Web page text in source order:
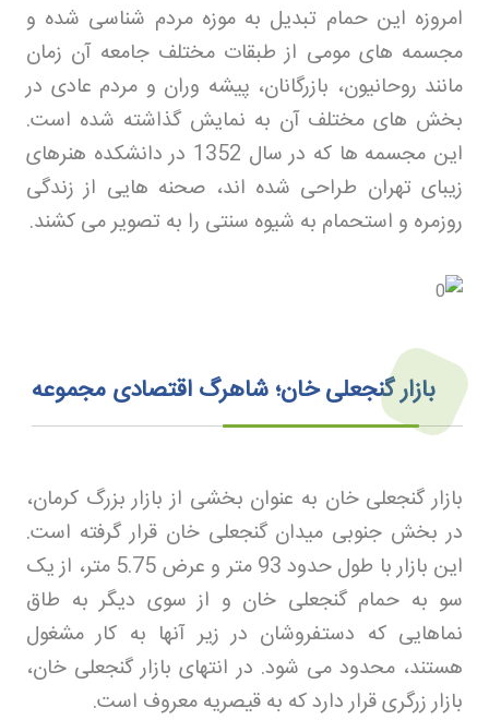
امروزه این حمام تبدیل به موزه مردم شناسی شده و
مجسمه های مومی از طبقات مختلف جامعه آن زمان
مانند روحانیون، بازرگانان، پیشه وران و مردم عادی در
بخش های مختلف آن به نمایش گذاشته شده است.
این مجسمه ها که در سال 1352 در دانشکده هنرهای
زیبای تهران طراحی شده اند، صحنه هایی از زندگی
روزمره و استحمام به شیوه سنتی را به تصویر می کشند.
بازار گنجعلی خان؛ شاهرگ اقتصادی مجموعه
بازار گنجعلی خان به عنوان بخشی از بازار بزرگ کرمان،
در بخش جنوبی میدان گنجعلی خان قرار گرفته است.
این بازار با طول حدود 93 متر و عرض 5.75 متر، از یک
سو به حمام گنجعلی خان و از سوی دیگر به طاق
نماهایی که دستفروشان در زیر آنها به کار مشغول
هستند، محدود می شود. در انتهای بازار گنجعلی خان،
بازار زرگری قرار دارد که به قیصریه معروف است.